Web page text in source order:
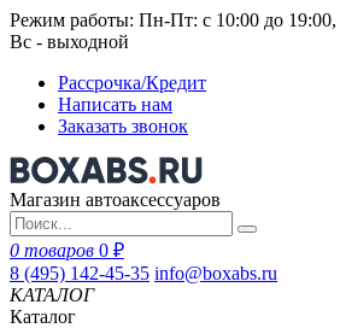
Режим работы: Пн-Пт: с 10:00 до 19:00,
Вс - выходной
Рассрочка/Кредит
Написать нам
Заказать звонок
Магазин автоаксессуаров
0 товаров 0 ₽
8 (495) 142-45-35 info@boxabs.ru
КАТАЛОГ
Каталог